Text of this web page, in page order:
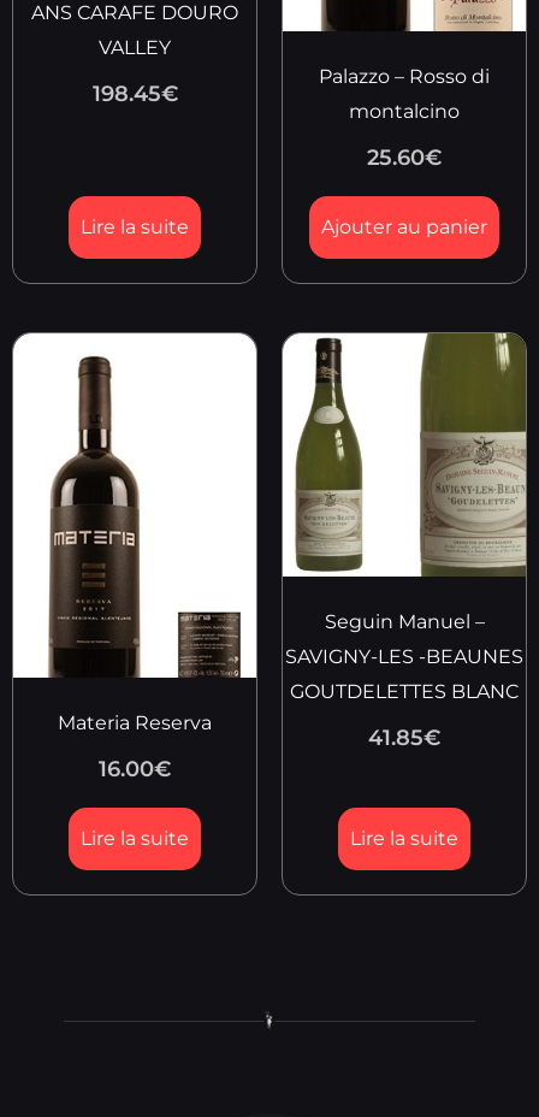
ANS CARAFE DOURO
VALLEY
198.45€
Lire la suite
Palazzo – Rosso di
montalcino
25.60€
Ajouter au panier
Materia Reserva
16.00€
Lire la suite
Seguin Manuel –
SAVIGNY-LES -BEAUNES
GOUTDELETTES BLANC
41.85€
Lire la suite